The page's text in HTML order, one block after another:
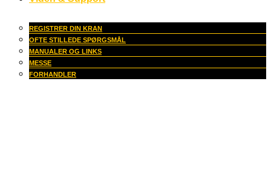
REGISTRER DIN KRAN
OFTE STILLEDE SPØRGSMÅL
MANUALER OG LINKS
MESSE
FORHANDLER